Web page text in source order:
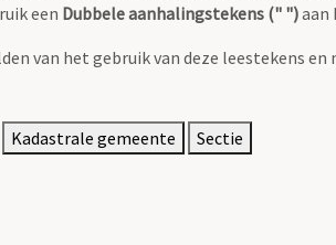
een Dubbele aanhalingstekens (" ")aan
van het gebruik van deze leestekens
Kadastrale gemeente
Sectie